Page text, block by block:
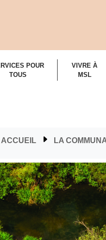
POUR
TOUS
VIVRE À
MSL
ACCUEIL LA